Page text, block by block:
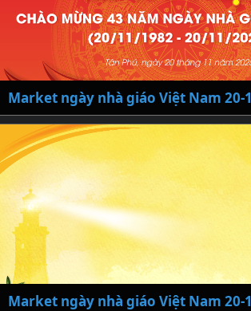
Market ngày nhà giáo Việt Nam 20-
Market ngày nhà giáo Việt Nam 20-